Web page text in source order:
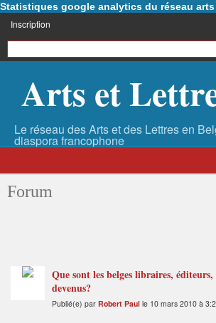
Statistiques google analytics du réseau
Inscription
Arts et
Forum
Que sont les belges libraires,
devenus?
Publié(e) par Robert Paul le 10 mars 2010 à